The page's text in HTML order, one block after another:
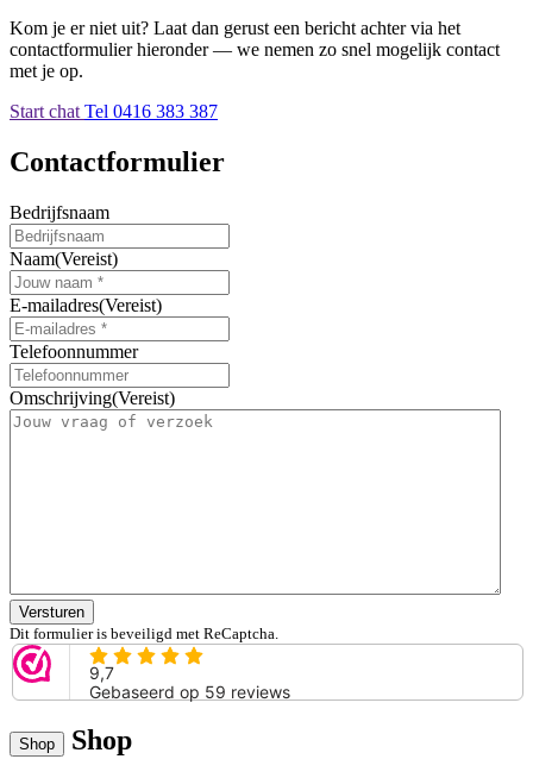
Kom je er niet uit? Laat dan gerust een bericht achter via het
contactformulier hieronder — we nemen zo snel mogelijk contact
met je op.
Start chat Tel 0416 383 387
Contactformulier
Bedrijfsnaam
Naam(Vereist)
E-mailadres(Vereist)
Telefoonnummer
Omschrijving(Vereist)
Versturen
Dit formulier is beveiligd met ReCaptcha.
Shop Shop